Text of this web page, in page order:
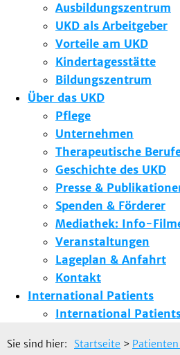
Ausbildungszentrum
UKD als Arbeitgeber
Vorteile am UKD
Kindertagesstätte
Bildungszentrum
Über das UKD
Pflege
Unternehmen
Therapeutische
Geschichte des UKD
Presse &
Spenden & Förderer
Mediathek: Info-
Veranstaltungen
Lageplan & Anfahrt
Kontakt
International Patients
International
Sie sind hier: Startseite >